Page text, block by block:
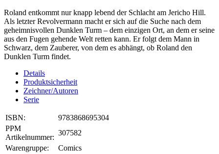
Roland entkommt nur knapp lebend der Schlacht am Jericho Hill.
Als letzter Revolvermann macht er sich auf die Suche nach dem
geheimnisvollen Dunklen Turm – dem einzigen Ort, an dem er seine
aus den Fugen gehende Welt retten kann. Er folgt dem Mann in
Schwarz, dem Zauberer, von dem es abhängt, ob Roland den
Dunklen Turm findet.
Details
Produktsicherheit
Zeichner/Autoren
Serie
ISBN:
9783868695304
PPM
Artikelnummer:
307582
Warengruppe:
Comics